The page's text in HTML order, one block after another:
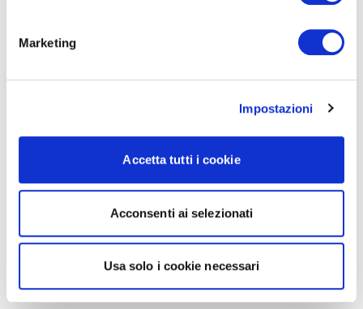
Marketing
Impostazioni
Accetta tutti i cookie
Acconsenti ai selezionati
Usa solo i cookie necessari